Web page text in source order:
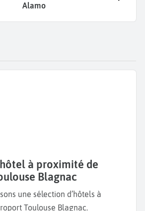
Alamo
hôtel à proximité de
Blagnac
une sélection d’hôtels à
Toulouse Blagnac.